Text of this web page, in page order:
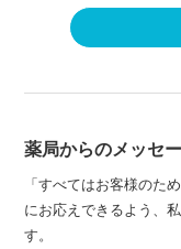
薬局からのメッセ
「すべてはお客様のた
にお応えできるよう、
す。